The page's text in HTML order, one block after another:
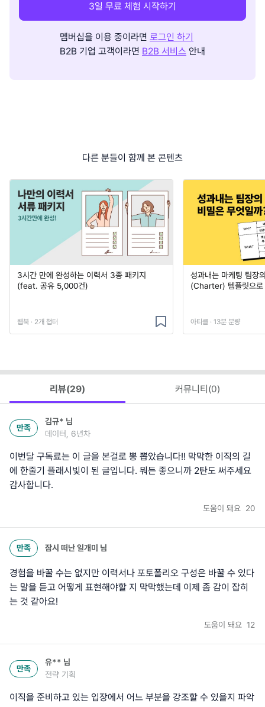
3일 무료 체험 시작하기
멤버십을 이용 중이라면 로그인 하기
B2B 기업 고객이라면 B2B 서비스 안내
다른 분들이 함께 본 콘텐츠
3시간 만에 완성하는 이력서 3종 패키지
(feat. 공유 5,000건)
웹북 · 2개 챕터
성과내는 마케팅 팀장
(Charter) 템플릿으로
아티클 · 13분 분량
리뷰(29) 커뮤니티(0)
만족
김규* 님
데이터, 6년차
이번달 구독료는 이 글을 본걸로 뽕 뽑았습니다!! 막막한 이직의 길
에 한줄기 플래시빛이 된 글입니다. 뭐든 좋으니까 2탄도 써주세요
감사합니다.
도움이 돼요 20
만족 잠시 떠난 일개미 님
경험을 바꿀 수는 없지만 이력서나 포토폴리오 구성은 바꿀 수 있다
는 말을 듣고 어떻게 표현해야할 지 막막했는데 이제 좀 감이 잡히
는 것 같아요!
도움이 돼요 12
만족
유** 님
전략 기획
이직을 준비하고 있는 입장에서 어느 부분을 강조할 수 있을지 파악